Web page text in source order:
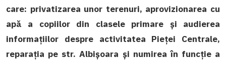
care: privatizarea unor terenuri, aprovizionarea cu
apă a copiilor din clasele primare și audierea
informațiilor despre activitatea Pieței Centrale,
reparația pe str. Albișoara și numirea în funcție a